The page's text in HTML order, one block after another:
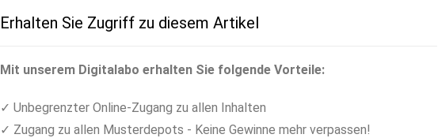
Erhalten Sie Zugriff zu diesem Artikel
Mit unserem Digitalabo erhalten Sie folgende Vorteile:
Unbegrenzter Online-Zugang zu allen Inhalten
Zugang zu allen Musterdepots - Keine Gewinne mehr verpassen!